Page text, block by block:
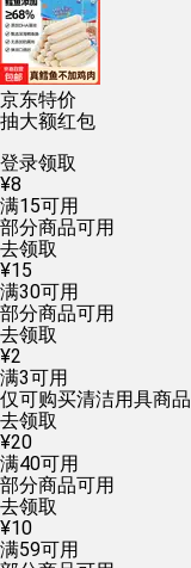
京东特价
抽大额红包
登录领取
¥8
满15可用
部分商品可用
去领取
¥15
满30可用
部分商品可用
去领取
¥2
满3可用
仅可购买清洁用具商品
去领取
¥20
满40可用
部分商品可用
去领取
¥10
满59可用